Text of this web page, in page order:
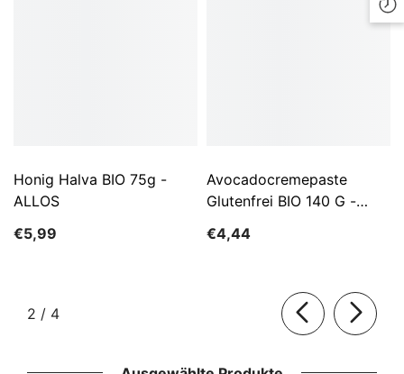
Honig Halva BIO 75g -
ALLOS
€5,99
Avocadocremepaste
Glutenfrei BIO 140 G -
€4,44
2 / von
4